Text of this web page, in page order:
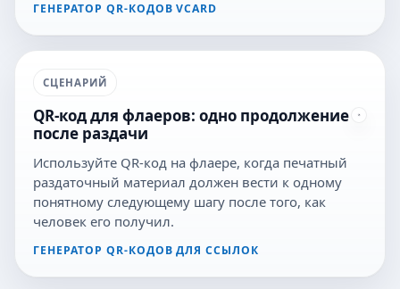
ГЕНЕРАТОР QR-КОДОВ VCARD
СЦЕНАРИЙ
QR-код для флаеров: одно продолжение
после раздачи
Используйте QR-код на флаере, когда печатный
раздаточный материал должен вести к одному
понятному следующему шагу после того, как
человек его получил.
ГЕНЕРАТОР QR-КОДОВ ДЛЯ ССЫЛОК